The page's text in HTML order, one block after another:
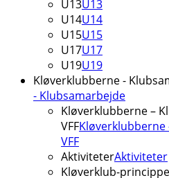
U13U13
U14U14
U15U15
U17U17
U19U19
Kløverklubberne -
- Klubsamarbejde
Kløverklubberne –
VFFKløverklubberne
VFF
AktiviteterAktiviteter
Kløverklub-